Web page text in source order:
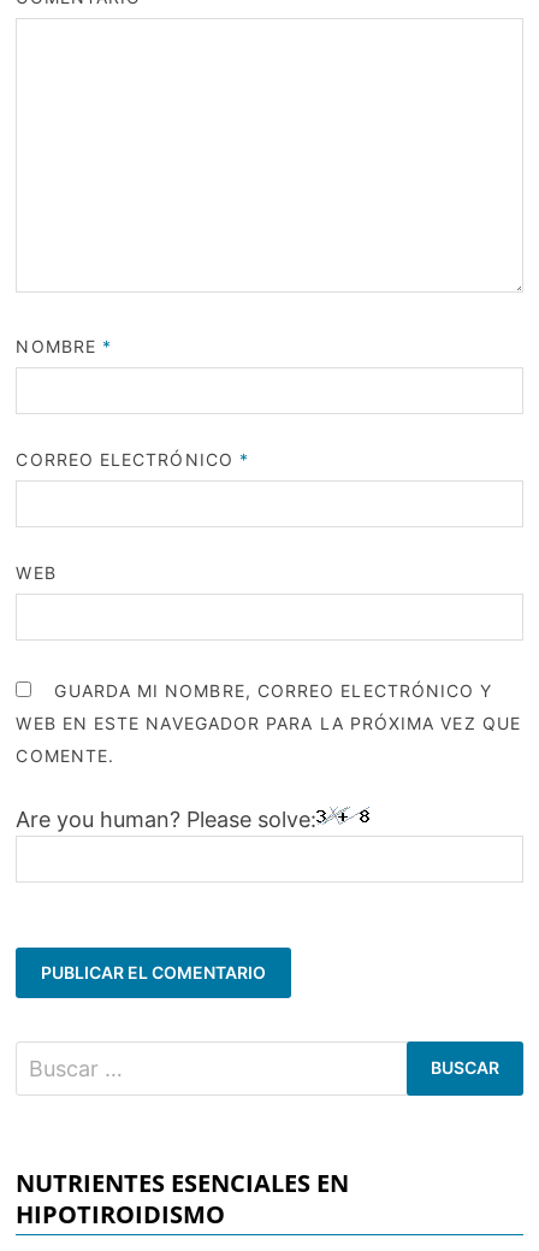
NOMBRE *
CORREO ELECTRÓNICO *
WEB
GUARDA MI NOMBRE, CORREO ELECTRÓNICO Y
WEB EN ESTE NAVEGADOR PARA LA PRÓXIMA VEZ QUE
COMENTE.
Are you human? Please solve:
Buscar:
NUTRIENTES ESENCIALES EN
HIPOTIROIDISMO